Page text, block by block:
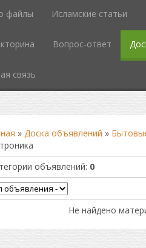
файлы Исламские статьи
Вопрос-ответ
связь
» Доска объявлений »
объявлений: 0
Не найдено